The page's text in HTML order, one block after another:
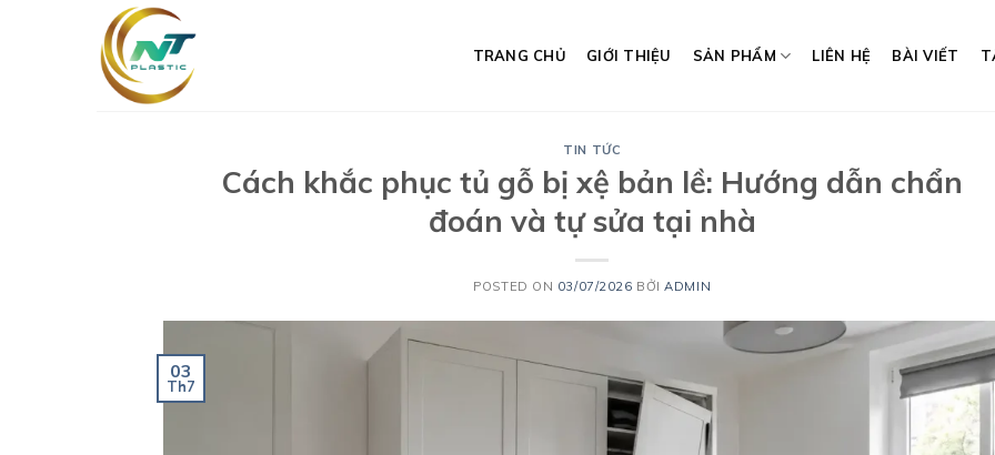
TRANG CHỦ GIỚI THIỆU SẢN PHẨM LIÊN HỆ BÀI VIẾT
TIN TỨC
Cách khắc phục tủ gỗ bị xệ bản lề: Hướng dẫn chẩn
đoán và tự sửa tại nhà
POSTED ON 03/07/2026 BỞIADMIN
03
Th7